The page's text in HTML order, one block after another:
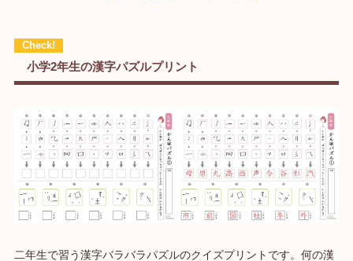
小学2年生の漢字パズルプリント
二年生で習う漢字バラバラパズルのクイズプリントです。何の漢